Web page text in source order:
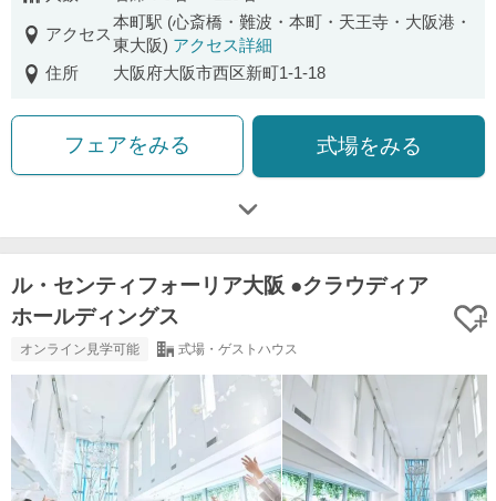
アクセス
本町駅 (心斎橋・難波・本町・天王寺・大阪港・
東大阪) アクセス詳細
住所
大阪府大阪市西区新町1-1-18
フェアをみる 式場をみる
ル・センティフォーリア大阪 ●クラウディア
ホールディングス
オンライン見学可能 式場・ゲストハウス